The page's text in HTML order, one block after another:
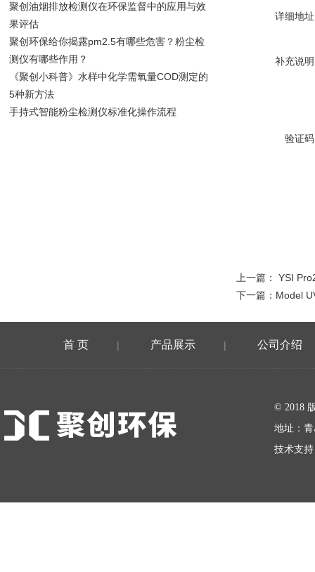
详细地
补充说
验证
上一篇： YSI
下一篇： Model
聚创油烟排放检测仪在环保监督中的应用与效
果评估
聚创环保给你揭露pm2.5有哪些危害？粉尘检
测仪有哪些作用？
《聚创小科普》水样中化学需氧量COD测定的
5种新方法
手持式智能粉尘检测仪标准化操作流程
首 页 | 产品展示 | 公司介绍
© 2018
地址：
技术支